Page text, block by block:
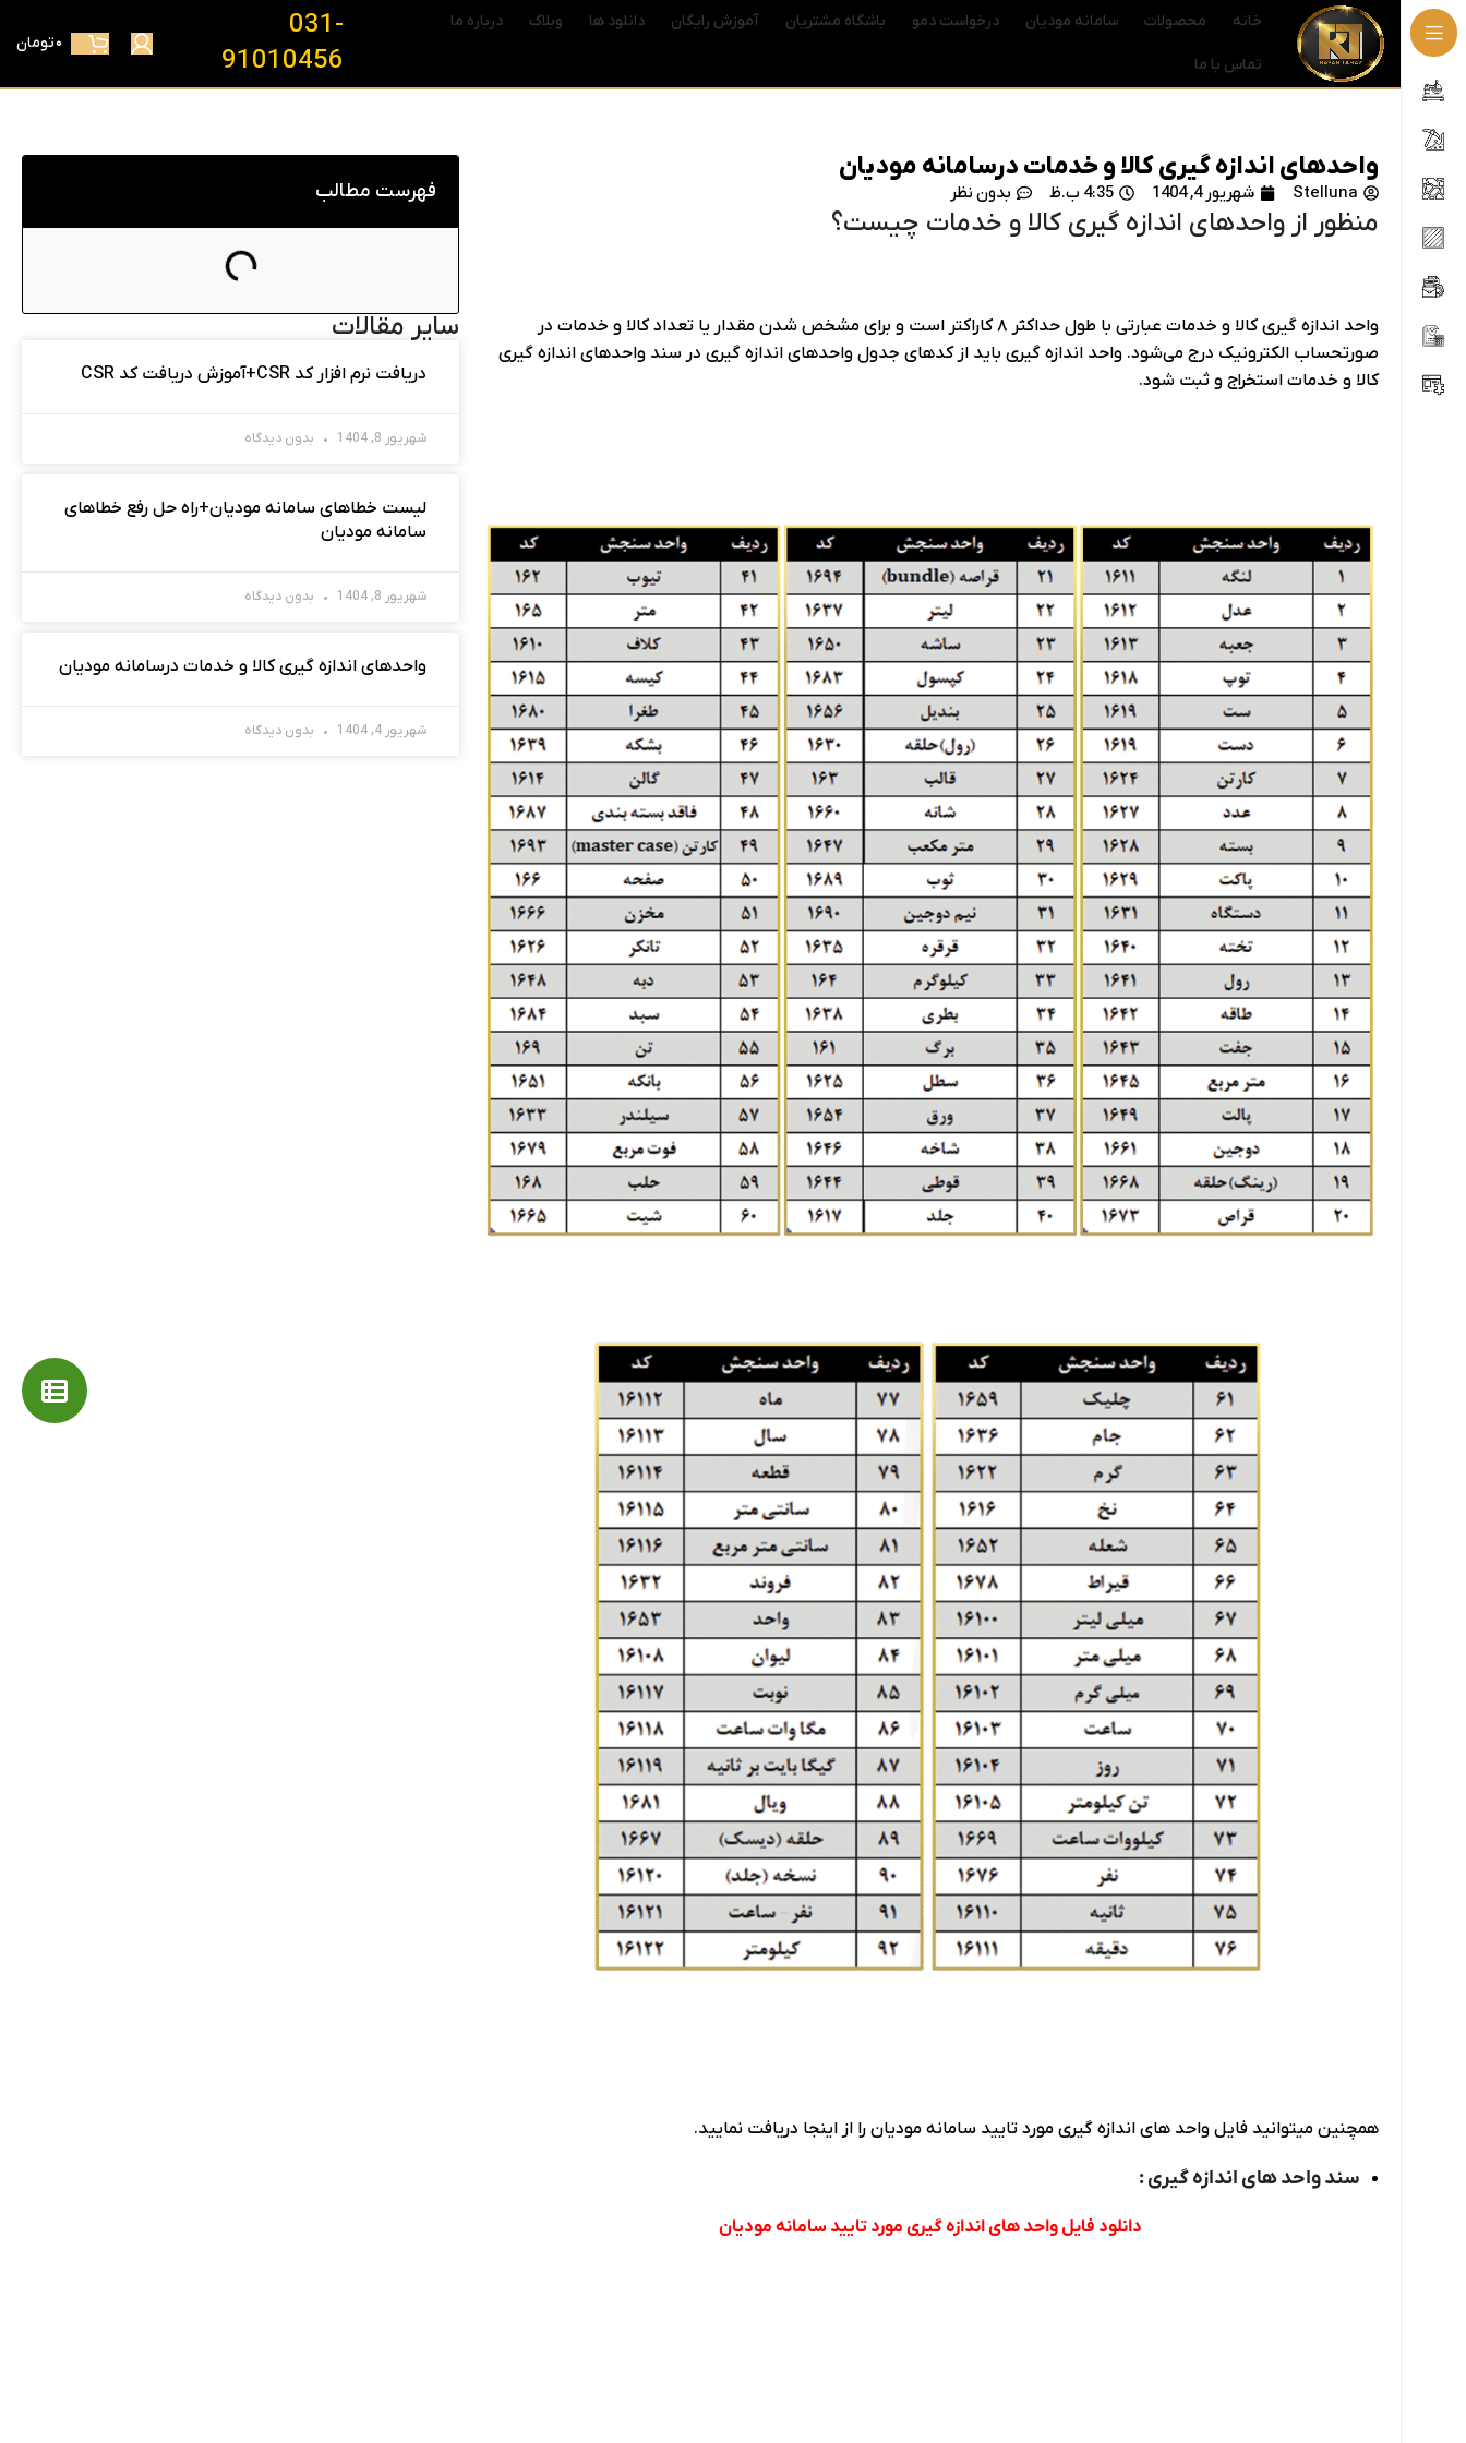
خانه محصولات سامانه مودیان درخواست دمو باشگاه مشتریان آموزش رایگان دانلود ها وبلاگ درباره ما
تماس با ما
031-
91010456
۰تومان
فهرست مطالب
سایر مقالات
دریافت نرم افزار کد CSR+آموزش دریافت کد CSR
شهریور 8, 1404 بدون دیدگاه
لیست خطاهای سامانه مودیان+راه حل رفع خطاهای
سامانه مودیان
شهریور 8, 1404 بدون دیدگاه
واحدهای اندازه گیری کالا و خدمات درسامانه مودیان
شهریور 4, 1404 بدون دیدگاه
واحدهای اندازه گیری کالا و خدمات درسامانه مودیان
Stelluna شهریور 4, 1404 4:35 ب.ظ بدون نظر
منظور از واحدهای اندازه گیری کالا و خدمات چیست؟
واحد اندازه گیری کالا و خدمات عبارتی با طول حداکثر ۸ کاراکتر است و برای مشخص شدن مقدار یا تعداد کالا و خدمات در
صورتحساب الکترونیک درج می‌‎‌شود. واحد اندازه گیری باید از کدهای جدول واحدهای اندازه گیری در سند واحدهای اندازه گیری
کالا و خدمات استخراج و ثبت شود.
همچنین میتوانید فایل واحد های اندازه گیری مورد تایید سامانه مودیان را از اینجا دریافت نمایید.
سند واحد های اندازه گیری :
دانلود فایل واحد های اندازه گیری مورد تایید سامانه مودیان